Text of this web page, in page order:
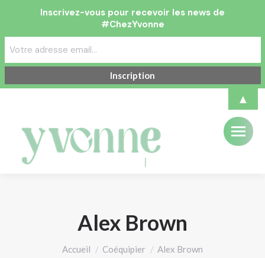
Alex Brown
Vous êtes ici :
Accueil Coéquipier Alex Brown
Inscrivez-vous pour recevoir les news de
#ChezYvonne
▲